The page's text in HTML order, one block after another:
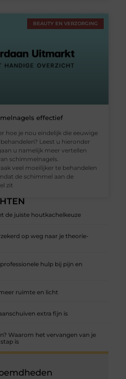
de juiste houtkachelkeuze
op weg naar je theorie-
hulp bij pijn en
ruimte en licht
extra fijn is
Waarom het vervangen van je
is
BEAUTY EN VERZORGING
effectief
hoe je nou eindelijk die eeuwige
Leest u hieronder
u namelijk meer vertellen
schimmelnagels.
veel moeilijker te behandelen
de schimmel aan de
zit